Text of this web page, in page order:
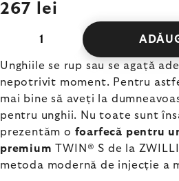
267 lei
Unghiile se rup sau se agață
nepotrivit moment. Pentru
mai bine să aveți la
pentru unghii. Nu toate sunt
prezentăm o foarfecă pentru
premium TWIN® S de la
metoda modernă de injecție a